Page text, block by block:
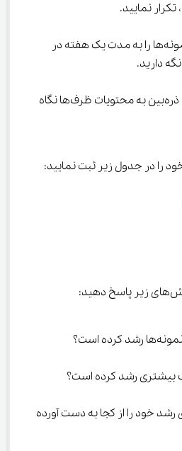
نمایید.
ظرف‌های حامل نمونه‌ها را به مدت یک هفته در
دارید.
پس از یک هفته با ذره‌بین به محتویات ظرف‌ها نگاه
را در جدول زیر ثبت نمایید:
بیشتری رشد کرده است؟
رشد خود را از کجا به دست آورده